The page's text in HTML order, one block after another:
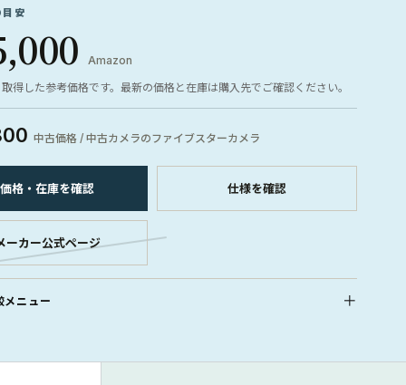
目安
Amazon
得した参考価格です。最新の価格と在庫は購入先でご確認ください。
中古価格 / 中古カメラのファイブスターカメラ
価格・在庫を確認 仕様を確認
ーカー公式ページ
メニュー